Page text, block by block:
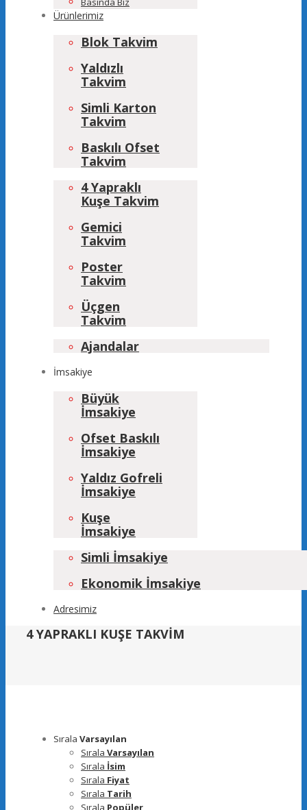
Ürünlerimiz
Blok Takvim
Yaldızlı
Takvim
Simli Karton
Takvim
Baskılı Ofset
Takvim
4 Yapraklı
Kuşe Takvim
Gemici
Takvim
Poster
Takvim
Üçgen
Takvim
Ajandalar
İmsakiye
Büyük
İmsakiye
Ofset Baskılı
İmsakiye
Yaldız Gofreli
İmsakiye
Kuşe
İmsakiye
Simli İmsakiye
Ekonomik İmsakiye
Adresimiz
4 YAPRAKLI KUŞE TAKVİM
Sırala Varsayılan
Sırala Varsayılan
Sırala İsim
Sırala Fiyat
Sırala Tarih
Sırala Popüler